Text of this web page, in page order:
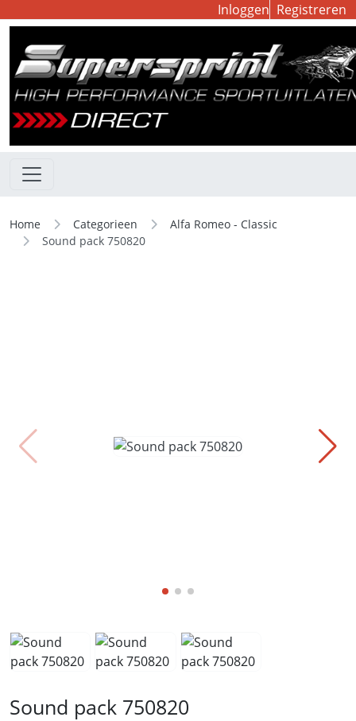
Inloggen Registreren
Home Categorieen
Alfa Romeo - Classic
Sound pack 750820
Sound pack 750820